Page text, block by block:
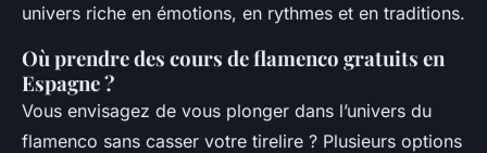
univers riche en émotions, en rythmes et en traditions.
Où prendre des cours de flamenco gratuits en
Espagne ?
Vous envisagez de vous plonger dans l’univers du
flamenco sans casser votre tirelire ? Plusieurs options